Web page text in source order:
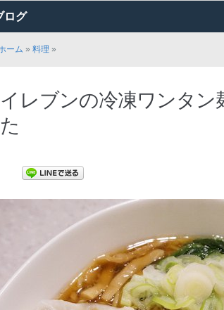
ログ
ーム » 料理 »
レブンの冷凍ワンタン